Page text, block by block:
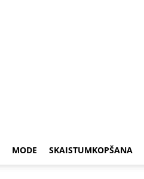
MODE SKAISTUMKOPŠANA